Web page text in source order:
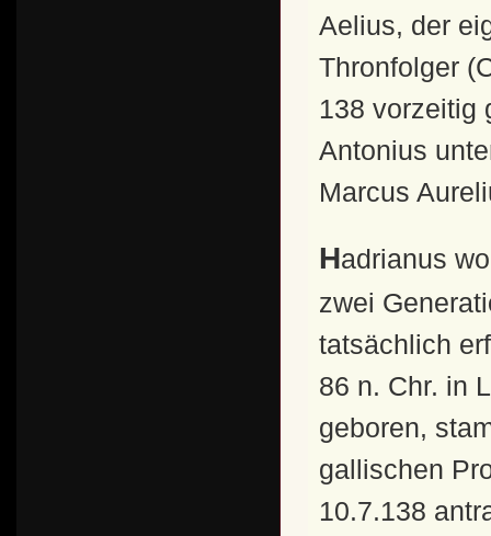
Aelius, der
Thronfolger
138 vorzeitig
Antonius
Marcus
Hadrianus wollte die Thronfolge für das Reich über
zwei
tatsächlich
86 n. Chr. in
geboren,
gallischen
10.7.138